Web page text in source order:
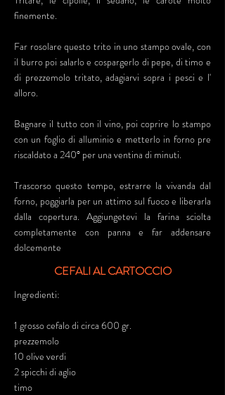
finemente.
Far rosolare questo trito in uno stampo ovale, con
il burro poi salarlo e cospargerlo di pepe, di timo e
di prezzemolo tritato, adagiarvi sopra i pesci e l'
alloro.
Bagnare il tutto con il vino, poi coprire lo stampo
con un foglio di alluminio e metterlo in forno pre
riscaldato a 240° per una ventina di minuti.
Trascorso questo tempo, estrarre la vivanda dal
forno, poggiarla per un attimo sul fuoco e liberarla
dalla copertura. Aggiungetevi la farina sciolta
completamente con panna e far addensare
dolcemente
CEFALI AL CARTOCCIO
Ingredienti:
1 grosso cefalo di circa 600 gr.
prezzemolo
10 olive verdi
2 spicchi di aglio
timo